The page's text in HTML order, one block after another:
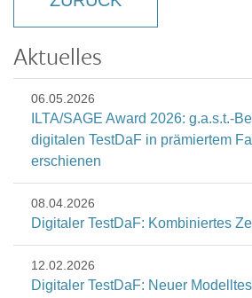
Aktuelles
06.05.2026
ILTA/SAGE Award 2026: g.a.s.t.-
digitalen TestDaF in prämiertem
erschienen
08.04.2026
Digitaler TestDaF: Kombiniertes
12.02.2026
Digitaler TestDaF: Neuer